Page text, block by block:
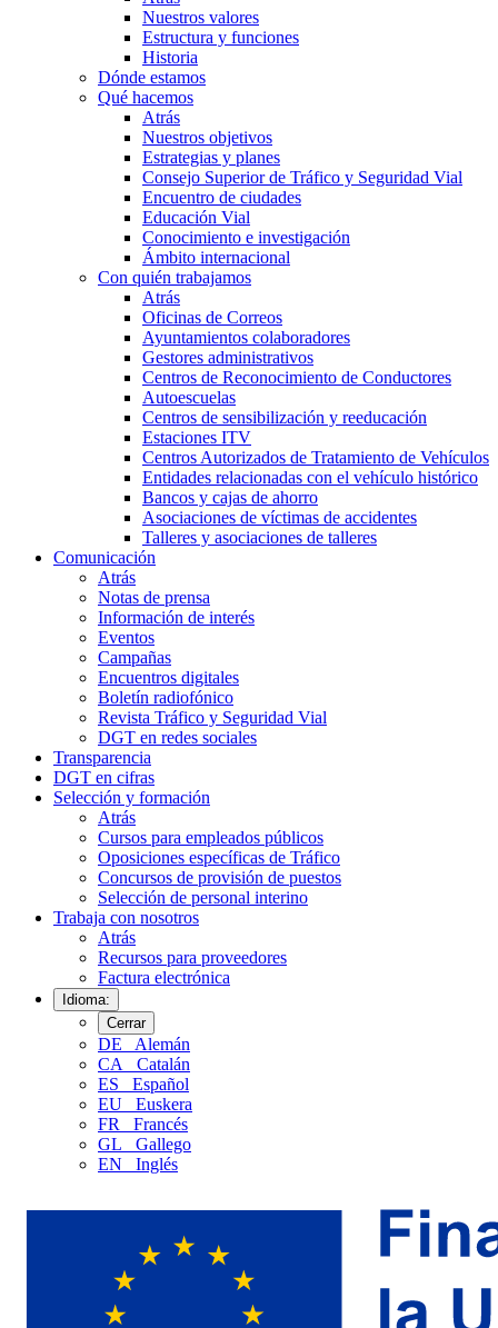
Nuestros valores
Estructura y funciones
Historia
Dónde estamos
Qué hacemos
Atrás
Nuestros objetivos
Estrategias y planes
Consejo Superior de Tráfico y Seguridad Vial
Encuentro de ciudades
Educación Vial
Conocimiento e investigación
Ámbito internacional
Con quién trabajamos
Atrás
Oficinas de Correos
Ayuntamientos colaboradores
Gestores administrativos
Centros de Reconocimiento de Conductores
Autoescuelas
Centros de sensibilización y reeducación
Estaciones ITV
Centros Autorizados de Tratamiento de Vehículos
Entidades relacionadas con el vehículo histórico
Bancos y cajas de ahorro
Asociaciones de víctimas de accidentes
Talleres y asociaciones de talleres
Comunicación
Atrás
Notas de prensa
Información de interés
Eventos
Campañas
Encuentros digitales
Boletín radiofónico
Revista Tráfico y Seguridad Vial
DGT en redes sociales
Transparencia
DGT en cifras
Selección y formación
Atrás
Cursos para empleados públicos
Oposiciones específicas de Tráfico
Concursos de provisión de puestos
Selección de personal interino
Trabaja con nosotros
Atrás
Recursos para proveedores
Factura electrónica
Idioma:
Cerrar
DE
Alemán
CA
Catalán
ES
Español
EU
Euskera
FR
Francés
GL
Gallego
EN
Inglés